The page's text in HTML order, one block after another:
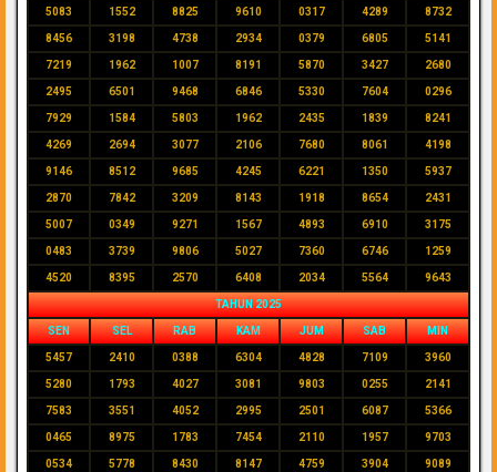
5083 1552 8825 9610 0317 4289 8732
8456 3198 4738 2934 0379 6805 5141
7219 1962 1007 8191 5870 3427 2680
2495 6501 9468 6846 5330 7604 0296
7929 1584 5803 1962 2435 1839 8241
4269 2694 3077 2106 7680 8061 4198
9146 8512 9685 4245 6221 1350 5937
2870 7842 3209 8143 1918 8654 2431
5007 0349 9271 1567 4893 6910 3175
0483 3739 9806 5027 7360 6746 1259
4520 8395 2570 6408 2034 5564 9643
TAHUN 2025
SEN SEL RAB KAM JUM SAB MIN
5457 2410 0388 6304 4828 7109 3960
5280 1793 4027 3081 9803 0255 2141
7583 3551 4052 2995 2501 6087 5366
0465 8975 1783 7454 2110 1957 9703
0534 5778 8430 8147 4759 3904 9089